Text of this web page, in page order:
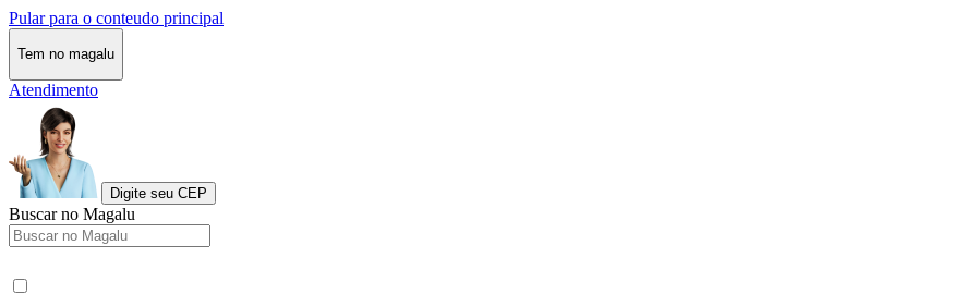
Pular para o conteudo principal
Tem no magalu
Atendimento
Digite seu CEP
Buscar no Magalu